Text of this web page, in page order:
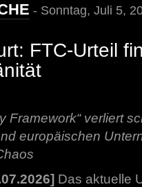
- Sonntag, Juli 5,
FTC-Urteil
Framework“ verliert
europäischen
Das aktuelle